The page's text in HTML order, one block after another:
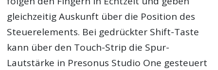
gleichzeitig Auskunft über die Position des
Steuerelements. Bei gedrückter Shift-Taste
kann über den Touch-Strip die Spur-
Lautstärke in Presonus Studio One gesteuert